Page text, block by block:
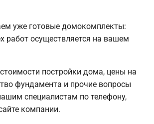
уже готовые домокомплекты:
работ осуществляется на вашем
постройки дома, цены на
фундамента и прочие вопросы
специалистам по телефону,
компании.